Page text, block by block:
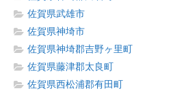
佐賀県武雄市
佐賀県神埼市
佐賀県神埼郡吉野ヶ里町
佐賀県藤津郡太良町
佐賀県西松浦郡有田町